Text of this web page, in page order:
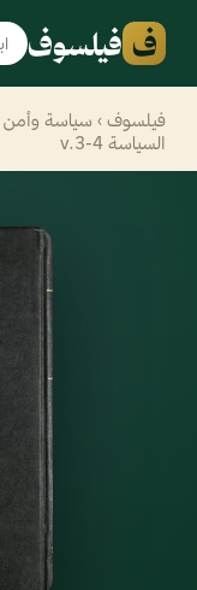
ف فيلسوف
فيلسوف › سياسة وأمن
السياسة v.3-4